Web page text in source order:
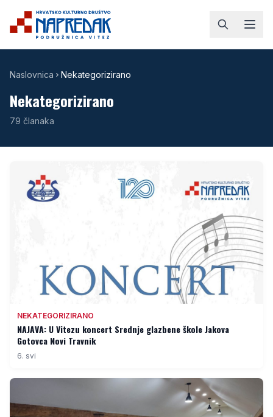
Naslovnica Nekategorizirano
Nekategorizirano
79 članaka
NEKATEGORIZIRANO
NAJAVA: U Vitezu koncert Srednje glazbene škole Jakova
Gotovca Novi Travnik
6. svi